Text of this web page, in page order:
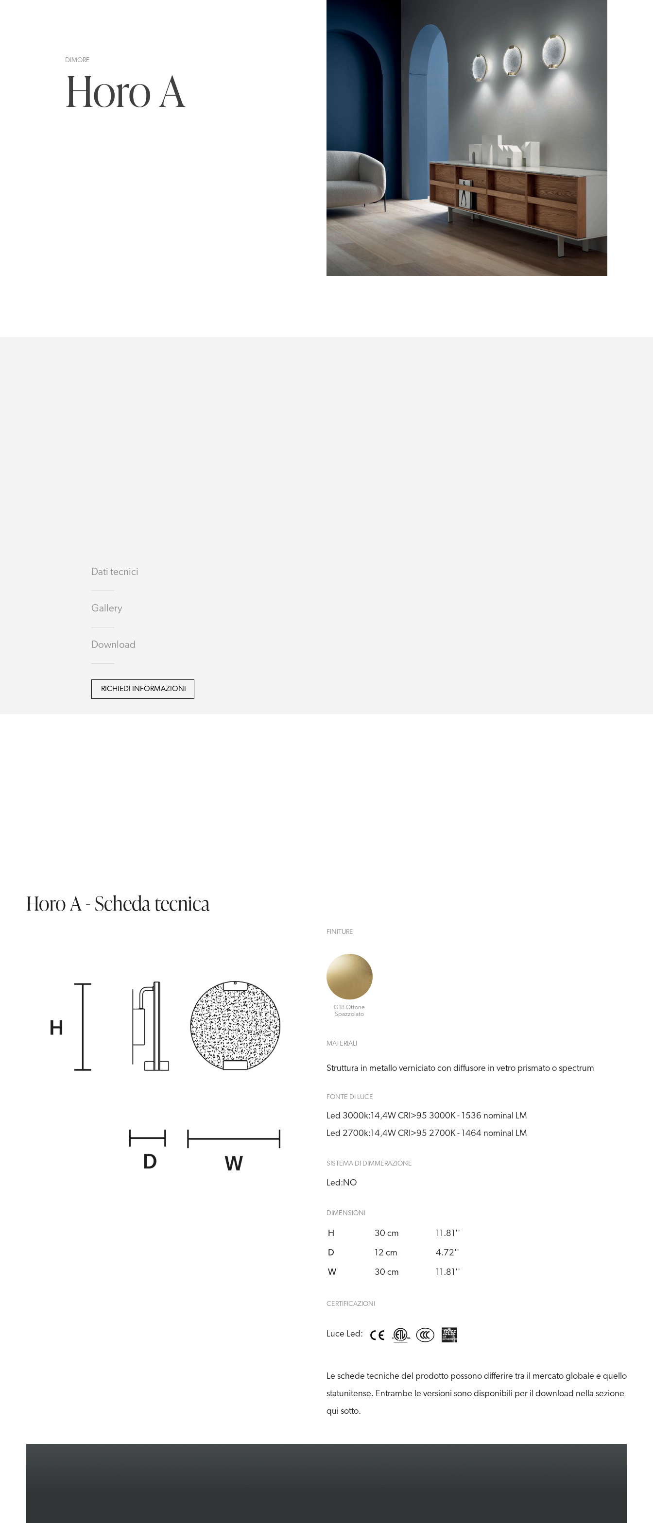
DIMORE
Horo A
Dati tecnici
Gallery
Download
RICHIEDI INFORMAZIONI
Horo A - Scheda tecnica
FINITURE
G18 Ottone
Spazzolato
MATERIALI
Struttura in metallo verniciato con diffusore in vetro prismato o spectrum
FONTE DI LUCE
Led 3000k: 14,4W CRI>95 3000K - 1536 nominal LM
Led 2700k: 14,4W CRI>95 2700K - 1464 nominal LM
SISTEMA DI DIMMERAZIONE
Led:NO
DIMENSIONI
H 30 cm 11.81''
D 12 cm 4.72''
W 30 cm 11.81''
CERTIFICAZIONI
Luce Led:
Le schede tecniche del prodotto possono differire tra il mercato globale e quello
statunitense. Entrambe le versioni sono disponibili per il download nella sezione
qui sotto.